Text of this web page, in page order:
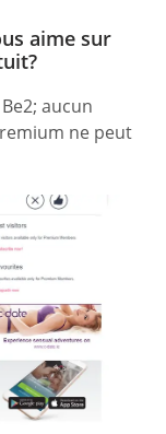
aime sur
aucun
ne peut